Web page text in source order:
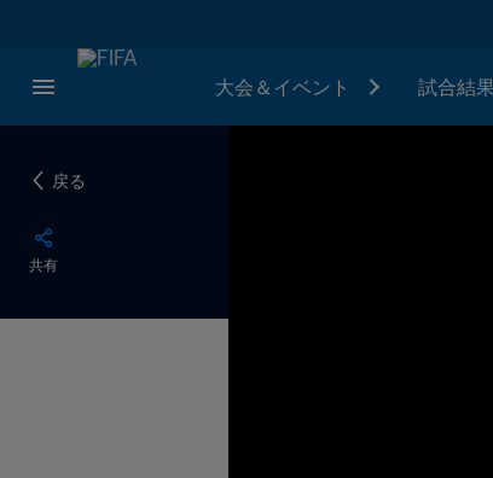
大会＆イベント 試合結
戻る
共有